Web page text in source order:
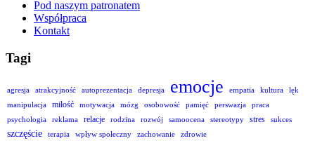
Pod naszym patronatem
Współpraca
Kontakt
Tagi
agresja atrakcyjność autoprezentacja depresja emocje empatia kultura
lęk
manipulacja
miłość motywacja mózg osobowość pamięć perswazja
praca
psychologia
reklama relacje rodzina rozwój samoocena stereotypy stres sukces
szczęście terapia wpływ społeczny zachowanie zdrowie